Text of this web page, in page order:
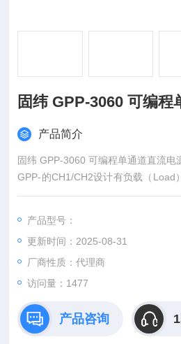
固纬 GPP-3060 可编
产品简介
固纬 GPP-3060 可编程单通道直流电
GPP-的CH1/CH2设计有负载（Load
足基本电池充放电测试，通道1(Ch1)
KΩ定电阻拉载(CR)功能，所以用户
放电测试。
产品型号：
更新时间：2025-08-31
厂商性质：代理商
访问量：1477
产品咨询